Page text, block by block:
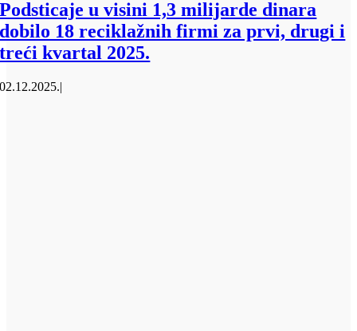
Podsticaje u visini 1,3 milijarde dinara
dobilo 18 reciklažnih firmi za prvi, drugi i
treći kvartal 2025.
02.12.2025.|